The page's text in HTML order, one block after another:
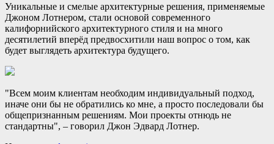
Уникальные и смелые архитектурные решения, применяемые
Джоном Лотнером, стали основой современного
калифорнийского архитектурного стиля и на много
десятилетий вперёд предвосхитили наш вопрос о том, как
будет выглядеть архитектура будущего.
"Всем моим клиентам необходим индивидуальный подход,
иначе они бы не обратились ко мне, а просто последовали бы
общепризнанным решениям. Мои проекты отнюдь не
стандартны", – говорил Джон Эдвард Лотнер.